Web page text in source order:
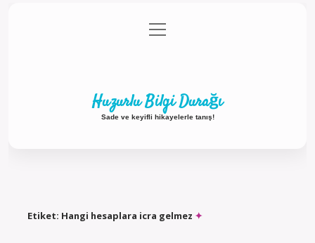
Gizlilik Politikası
menüyü
aç
Huzurlu Bilgi Durağı
Sade ve keyifli hikayelerle tanış!
Etiket: Hangi hesaplara icra gelmez